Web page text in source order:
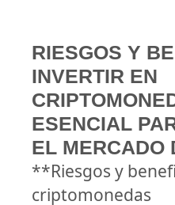
RIESGOS Y
INVERTIR EN
ESENCIAL
EL MERCADO
**Riesgos y
criptomonedas